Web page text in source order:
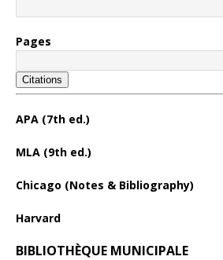
Pages
Citations
APA (7th ed.)
MLA (9th ed.)
Chicago (Notes & Bibliography)
Harvard
BIBLIOTHÈQUE MUNICIPALE